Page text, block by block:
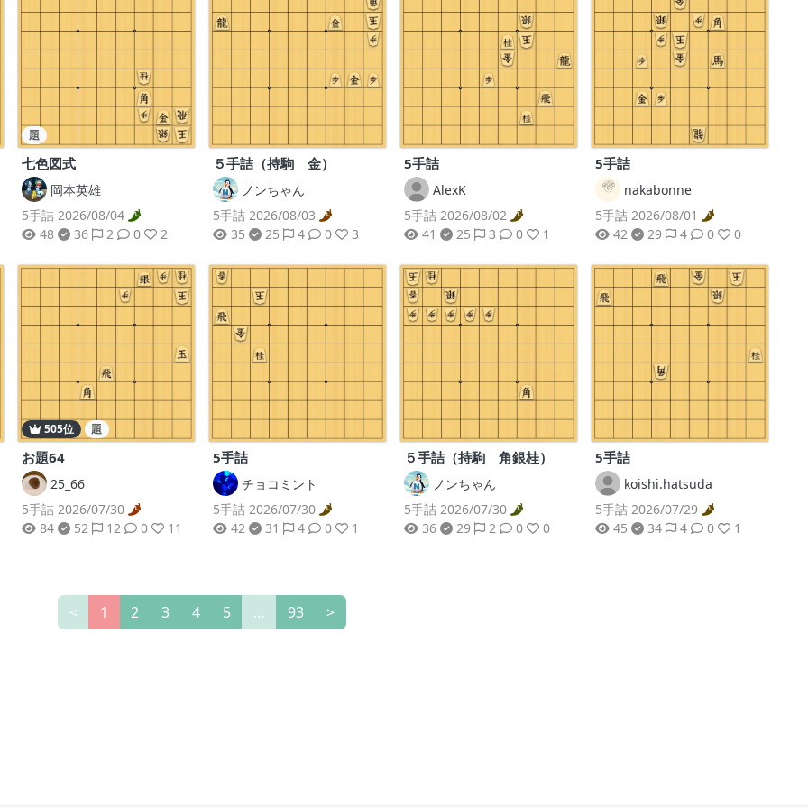
題
七色図式
岡本英雄
5手詰 2026/08/04
48
36 2 0 2
５手詰（持駒 金）
ノンちゃん
5手詰 2026/08/03
35
25 4 0 3
5手詰
AlexK
5手詰 2026/08/02
41
25 3 0 1
5手詰
nakabonne
5手詰 2026/08/01
42
29 4 0 0
505位 題
お題64
25_66
5手詰 2026/07/30
84
52 12 0 11
5手詰
チョコミント
5手詰 2026/07/30
42
31 4 0 1
５手詰（持駒 角銀桂）
ノンちゃん
5手詰 2026/07/30
36
29 2 0 0
5手詰
koishi.hatsuda
5手詰 2026/07/29
45
34 4 0 1
< 1 2 3 4 5 … 93 >